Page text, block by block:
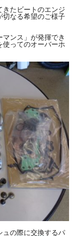
きたビートのエンジ
切なる希望のご様子
ンス」が発揮でき
使ってのオーバーホ
ュの際に交換するパ